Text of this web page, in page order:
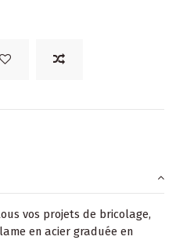
vos projets de bricolage,
en acier graduée en